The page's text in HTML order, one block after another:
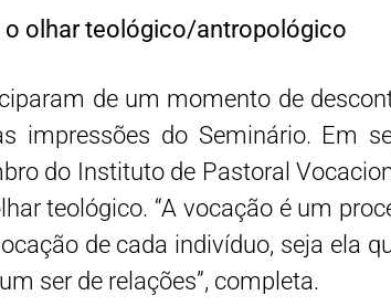
o olhar teológico/antropológico
de um momento de
impressões do Seminário. Em
do Instituto de Pastoral
teológico. “A vocação é um
de cada indivíduo, seja ela
ser de relações”, completa.